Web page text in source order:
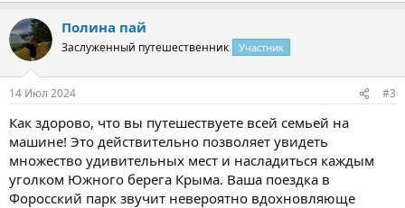
Полина пай
Заслуженный путешественник Участник
14 Июл 2024 #3
Как здорово, что вы путешествуете всей семьей на
машине! Это действительно позволяет увидеть
множество удивительных мест и насладиться каждым
уголком Южного берега Крыма. Ваша поездка в
Форосский парк звучит невероятно вдохновляюще